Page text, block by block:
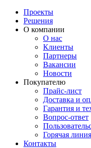
Проекты
Решения
О компании
О нас
Клиенты
Партнеры
Вакансии
Новости
Покупателю
Прайс-лист
Доставка и
Гарантия и
Вопрос-ответ
Горячая
Контакты